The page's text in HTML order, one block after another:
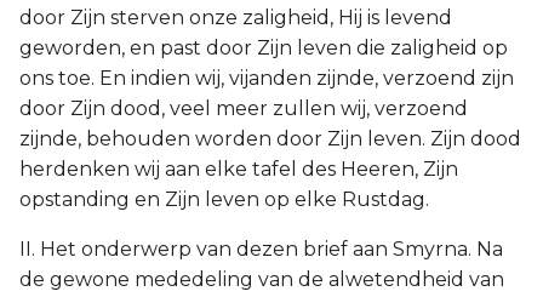
door Zijn sterven onze zaligheid, Hij is levend
geworden, en past door Zijn leven die zaligheid op
ons toe. En indien wij, vijanden zijnde, verzoend zijn
door Zijn dood, veel meer zullen wij, verzoend
zijnde, behouden worden door Zijn leven. Zijn dood
herdenken wij aan elke tafel des Heeren, Zijn
opstanding en Zijn leven op elke Rustdag.
II. Het onderwerp van dezen brief aan Smyrna. Na
de gewone mededeling van de alwetendheid van